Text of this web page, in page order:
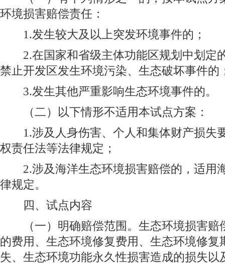
环境损害赔偿责任：
1.发生较大及以上突发环境事件的；
2.在国家和省级主体功能区规划中划定
禁止开发区发生环境污染、生态破坏事件的
3.发生其他严重影响生态环境事件的。
（二）以下情形不适用本试点方案：
1.涉及人身伤害、个人和集体财产损失
权责任法等法律规定；
2.涉及海洋生态环境损害赔偿的，适用
律规定。
四、试点内容
（一）明确赔偿范围。生态环境损害赔
的费用、生态环境修复费用、生态环境修复
失、生态环境功能永久性损害造成的损失以